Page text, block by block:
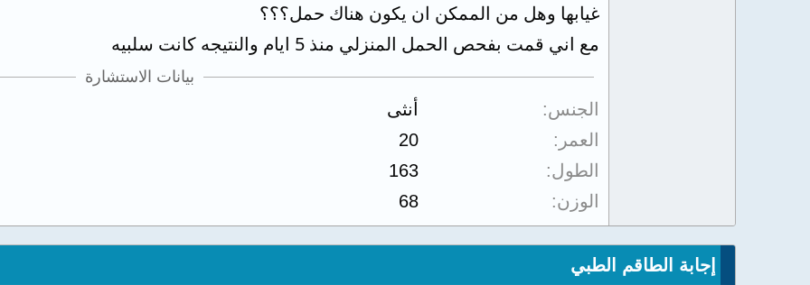
غيابها وهل من الممكن ان يكون هناك حمل؟؟؟
مع اني قمت بفحص الحمل المنزلي منذ 5 ايام والنتيجه كانت سلبيه
بيانات الاستشارة
الجنس
أنثى
العمر
20
الطول
163
الوزن
68
إجابة الطاقم الطبي